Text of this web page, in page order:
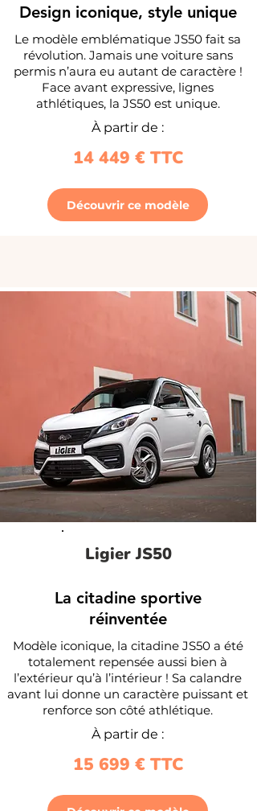
Design iconique, style unique
Le modèle emblématique JS50 fait sa
révolution. Jamais une voiture sans
permis n’aura eu autant de caractère !
Face avant expressive, lignes
athlétiques, la JS50 est unique.
À partir de :
14 449 € TTC
Découvrir ce modèle
Ligier JS50
La citadine sportive
réinventée
Modèle iconique, la citadine JS50 a été
totalement repensée aussi bien à
l’extérieur qu’à l’intérieur ! Sa calandre
avant lui donne un caractère puissant et
renforce son côté athlétique.
À partir de :
15 699 € TTC